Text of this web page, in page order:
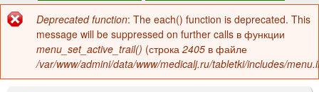
а
в
о
Сообщение
об
ошибке
Deprecated function: The each() function is deprecated. This
message will be suppressed on further calls в функции
menu_set_active_trail() (строка 2405 в файле
/var/www/admini/data/www/medicalj.ru/tabletki/includes/